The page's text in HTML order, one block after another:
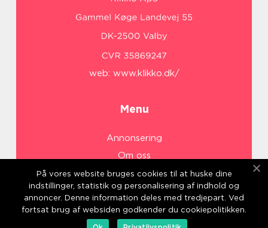
web: www.klikko.dk/
Menu
Annonsering
Om oss
Cookies
Kontakta oss
Sitemap
På vores website bruges cookies til at huske dine
indstillinger, statistik og personalisering af indhold og
annoncer. Denne information deles med tredjepart. Ved
fortsat brug af websiden godkender du cookiepolitikken.